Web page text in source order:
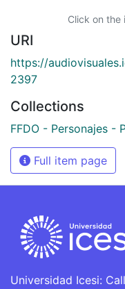
Click on the
URI
https://
2397
Collections
FFDO - Personajes -
Full item page
Universidad Icesi: